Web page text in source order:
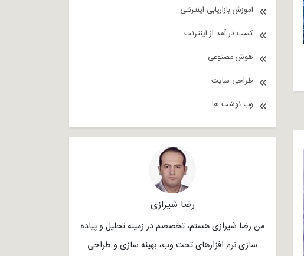
آموزش بازاریابی اینترنتی
کسب در آمد از اینترنت
هوش مصنوعی
طراحی سایت
وب نوشت ها
رضا شیرازی
من رضا شیرازی هستم، تخصصم در زمینه تحلیل و پیاده
سازی نرم افزارهای تحت وب، بهینه سازی و طراحی